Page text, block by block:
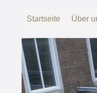
Startseite Über